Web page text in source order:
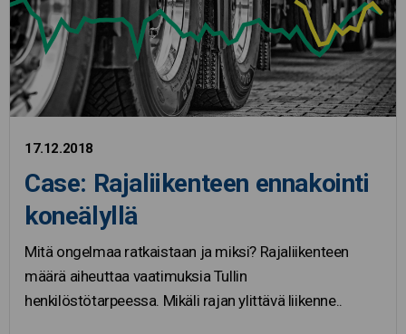
17.12.2018
Case: Rajaliikenteen ennakointi
koneälyllä
Mitä ongelmaa ratkaistaan ja miksi? Rajaliikenteen
määrä aiheuttaa vaatimuksia Tullin
henkilöstötarpeessa. Mikäli rajan ylittävä liikenne..